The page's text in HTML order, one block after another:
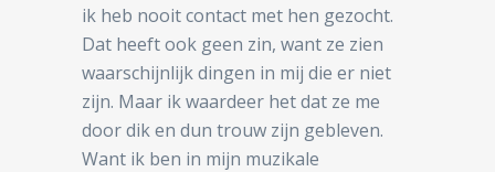
ik heb nooit contact met hen gezocht.
Dat heeft ook geen zin, want ze zien
waarschijnlijk dingen in mij die er niet
zijn. Maar ik waardeer het dat ze me
door dik en dun trouw zijn gebleven.
Want ik ben in mijn muzikale